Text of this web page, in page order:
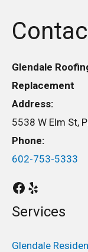
Glendale
Replacement
Address:
5538 W Elm St,
Phone:
602-753-5333
Services
Glendale